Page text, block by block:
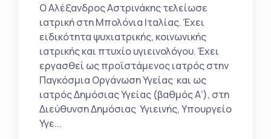
Ο Αλέξανδρος Αστρινάκης τελείωσε
ιατρική στη Μπολόνια Ιταλίας. Έχει
ειδικότητα ψυχιατρικής, κοινωνικής
ιατρικής και πτυχίο υγιεινολόγου. Έχει
εργασθεί ως προϊστάμενος ιατρός στην
Παγκόσμια Οργάνωση Υγείας και ως
ιατρός Δημόσιας Υγείας (βαθμός Α’), στη
Διεύθυνση Δημόσιας Υγιεινής, Υπουργείο
Υγε...